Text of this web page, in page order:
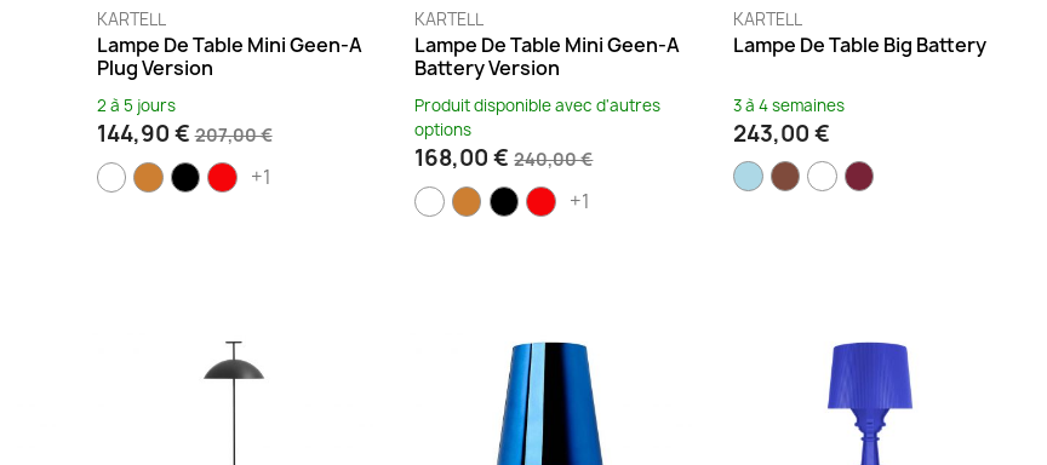
KARTELL
Lampe De Table Mini Geen-A
Plug Version
2 à 5 jours
144,90 €207,00 €
+1
KARTELL
Lampe De Table Mini Geen-A
Battery Version
Produit disponible avec d'autres
options
168,00 €240,00 €
+1
KARTELL
Lampe De Table Big Battery
3 à 4 semaines
243,00 €